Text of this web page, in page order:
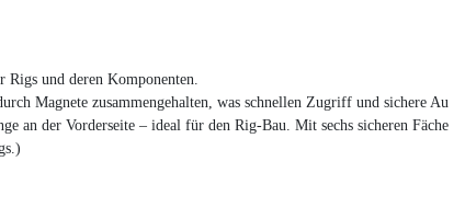
und deren Komponenten.
Magnete zusammengehalten, was schnellen Zugriff und sichere
an der Vorderseite – ideal für den Rig-Bau. Mit sechs sicheren